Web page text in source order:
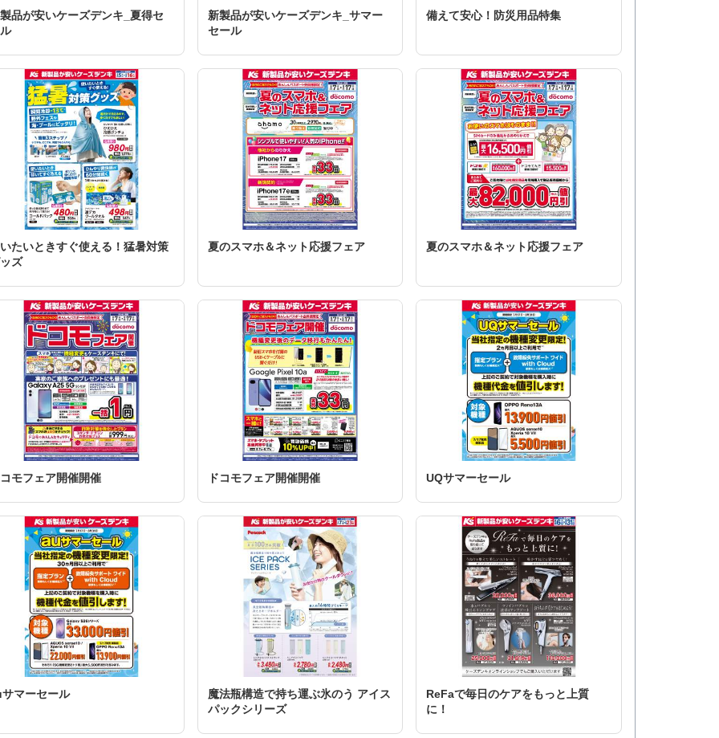
品が安いケーズデンキ_夏得セ
新製品が安いケーズデンキ_サマー
セール
備えて安心！防災用品特集
たいときすぐ使える！猛暑対策
ズ
夏のスマホ＆ネット応援フェア 夏のスマホ＆ネット応援フェア
モフェア開催開催 ドコモフェア開催開催 UQサマーセール
マーセール
魔法瓶構造で持ち運ぶ氷のう アイス
パックシリーズ
ReFaで毎日のケアをもっと上質
に！